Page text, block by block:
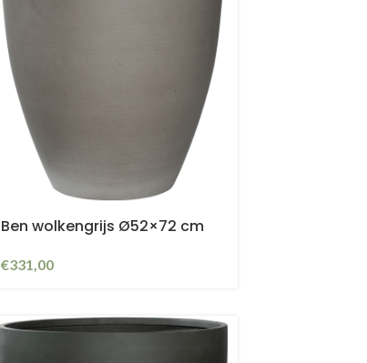
Ben wolkengrijs Ø52×72 cm
€331,00